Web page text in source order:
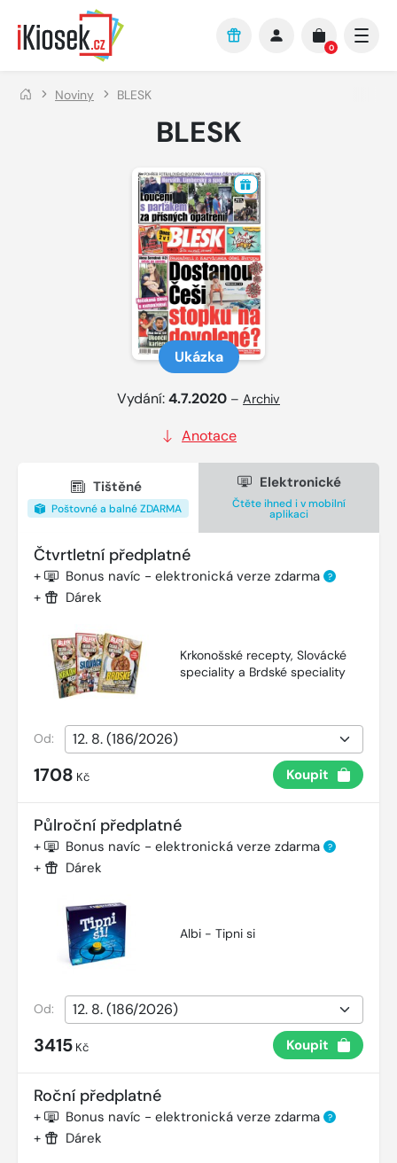
Přejít na hlavní obsah
0
Noviny BLESK
BLESK
Ukázka
Vydání:4.7.2020 – Archiv
Anotace
Tištěné
Poštovné a balné ZDARMA
Elektronické
Čtěte ihned i v mobilní
aplikaci
Čtvrtletní předplatné
+ Bonus navíc - elektronická verze zdarma ?
+ Dárek
Krkonošské recepty, Slovácké
speciality a Brdské speciality
Od:
1708 Kč Koupit
Půlroční předplatné
+ Bonus navíc - elektronická verze zdarma ?
+ Dárek
Albi - Tipni si
Od:
3415 Kč Koupit
Roční předplatné
+ Bonus navíc - elektronická verze zdarma ?
+ Dárek